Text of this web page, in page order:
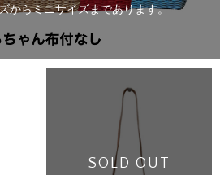
からミニサイズまであります。
SOLD OUT